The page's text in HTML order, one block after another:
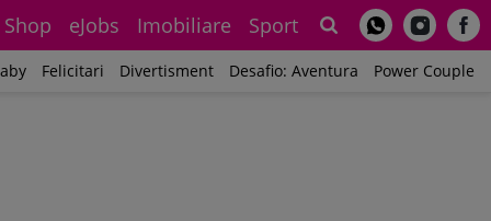
Shop eJobs Imobiliare Sport
Felicitari Divertisment Desafio: Aventura Power Couple